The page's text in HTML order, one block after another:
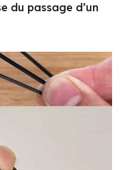
du passage d’un